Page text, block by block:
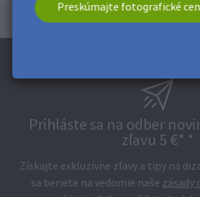
Preskúmajte fotografické
Prihláste sa na odber
zľavu 5 €* *
Získajte exkluzívne zľavy a tipy na
sa beriete na vedomie naše zásady